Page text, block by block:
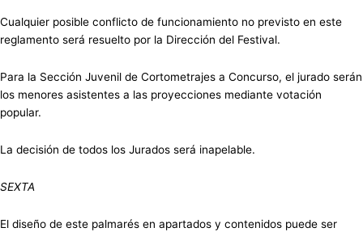
Cualquier posible conflicto de funcionamiento no previsto en este
reglamento será resuelto por la Dirección del Festival.
Para la Sección Juvenil de Cortometrajes a Concurso, el jurado serán
los menores asistentes a las proyecciones mediante votación
popular.
La decisión de todos los Jurados será inapelable.
SEXTA
El diseño de este palmarés en apartados y contenidos puede ser